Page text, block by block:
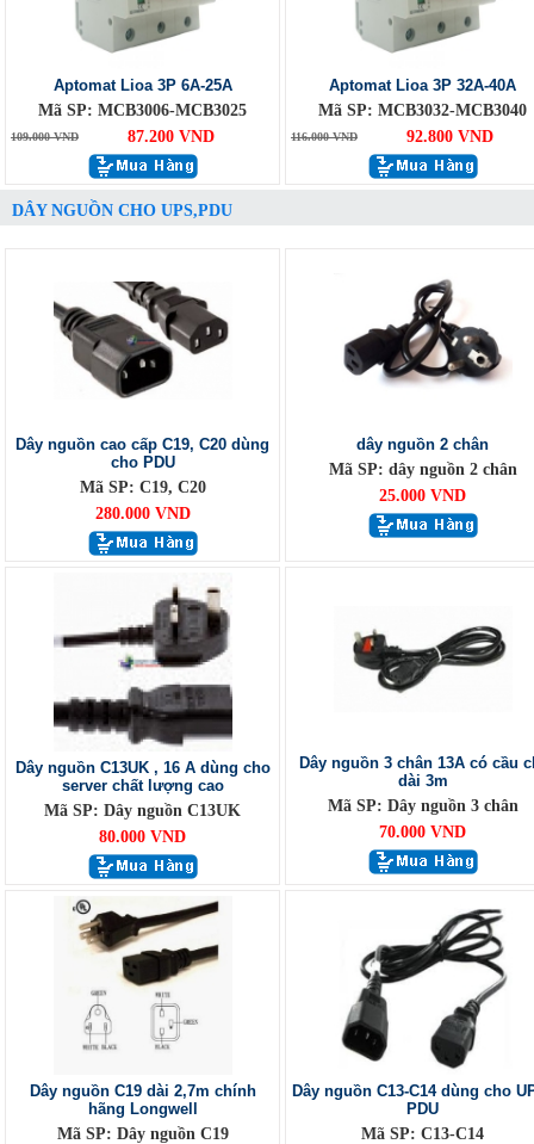
Aptomat Lioa 3P 6A-25A
Mã SP: MCB3006-MCB3025
109.000 VND 87.200 VND
Aptomat Lioa 3P 32A-40A
Mã SP: MCB3032-MCB3040
116.000 VND 92.800 VND
DÂY NGUỒN CHO UPS,PDU
Dây nguồn cao cấp C19, C20 dùng
cho PDU
Mã SP: C19, C20
280.000 VND
dây nguồn 2 chân
Mã SP: dây nguồn 2 chân
25.000 VND
Dây nguồn C13UK , 16 A dùng cho
server chất lượng cao
Mã SP: Dây nguồn C13UK
80.000 VND
Dây nguồn 3 chân 13A có cầu
dài 3m
Mã SP: Dây nguồn 3 chân
70.000 VND
Dây nguồn C19 dài 2,7m chính
hãng Longwell
Mã SP: Dây nguồn C19
Dây nguồn C13-C14 dùng cho
PDU
Mã SP: C13-C14